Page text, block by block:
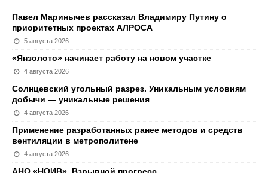
Павел Маринычев рассказал Владимиру Путину о
приоритетных проектах АЛРОСА
5 августа 2026
«Янзолото» начинает работу на новом участке
4 августа 2026
Солнцевский угольный разрез. Уникальным условиям
добычи — уникальные решения
4 августа 2026
Применение разработанных ранее методов и средств
вентиляции в метрополитене
4 августа 2026